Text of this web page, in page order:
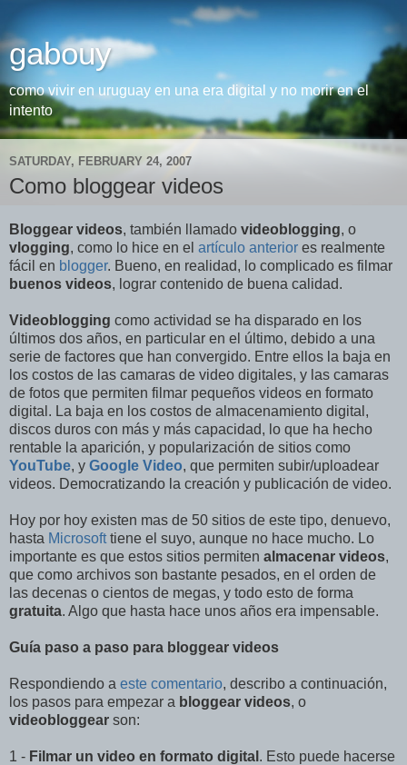
gabouy
como vivir en uruguay en una era digital y no morir en el
intento
SATURDAY, FEBRUARY 24, 2007
Como bloggear videos
Bloggear videos, también llamado videoblogging, o
vlogging, como lo hice en el artículo anterior es realmente
fácil en blogger. Bueno, en realidad, lo complicado es filmar
buenos videos, lograr contenido de buena calidad.
Videoblogging como actividad se ha disparado en los
últimos dos años, en particular en el último, debido a una
serie de factores que han convergido. Entre ellos la baja en
los costos de las camaras de video digitales, y las camaras
de fotos que permiten filmar pequeños videos en formato
digital. La baja en los costos de almacenamiento digital,
discos duros con más y más capacidad, lo que ha hecho
rentable la aparición, y popularización de sitios como
YouTube, y Google Video, que permiten subir/uploadear
videos. Democratizando la creación y publicación de video.
Hoy por hoy existen mas de 50 sitios de este tipo, denuevo,
hasta Microsofttiene el suyo, aunque no hace mucho. Lo
importante es que estos sitios permiten almacenar videos,
que como archivos son bastante pesados, en el orden de
las decenas o cientos de megas, y todo esto de forma
gratuita. Algo que hasta hace unos años era impensable.
Guía paso a paso para bloggear videos
Respondiendo a este comentario, describo a continuación,
los pasos para empezar a bloggear videos, o
videobloggear son:
1 - Filmar un video en formato digital . Esto puede hacerse